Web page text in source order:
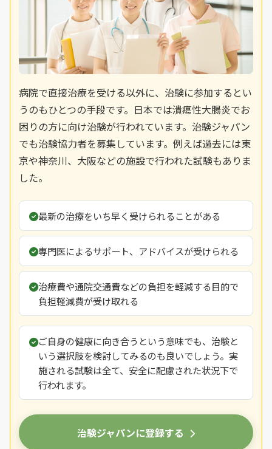
病院で直接治療を受ける以外に、治験に参加するとい
うのもひとつの手段です。日本では潰瘍性大腸炎でお
困りの方に向け治験が行われています。治験ジャパン
でも治験協力者を募集しています。例えば過去には東
京や神奈川、大阪などの施設で行われた試験もありま
した。
最新の治療をいち早く受けられることがある
専門医によるサポート、アドバイスが受けられる
治療費や通院交通費などの負担を軽減する目的で
負担軽減費が受け取れる
ご自身の健康に向き合うという意味でも、治験と
いう選択肢を検討してみるのも良いでしょう。実
施される試験は全て、安全に配慮された状況下で
行われます。
治験ジャパンに登録する